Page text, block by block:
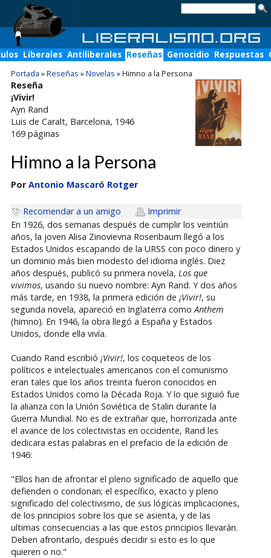
Liberales Antiliberales Reseñas Genocidio Respuestas
Portada »Reseñas »Novelas »Himno a la Persona
Reseña
¡Vivir!
Ayn Rand
Luis de Caralt, Barcelona, 1946
169páginas
Himno a la Persona
PorAntonio Mascaró Rotger
Recomendar a un amigo
Imprimir
En 1926, dos semanas después de cumplir los veintiún
años, la joven Alisa Zinovievna Rosenbaum llegó a los
Estados Unidos escapando de la URSS con poco dinero y
un dominio más bien modesto del idioma inglés. Diez
años después, publicó su primera novela, Los que
vivimos, usando su nuevo nombre: Ayn Rand. Y dos años
más tarde, en 1938, la primera edición de ¡Vivir!, su
segunda novela, apareció en Inglaterra como Anthem
(himno). En 1946, la obra llegó a España y Estados
Unidos, donde ella vivía.
Cuando Rand escribió ¡Vivir!, los coqueteos de los
políticos e intelectuales americanos con el comunismo
eran tales que los años treinta fueron conocidos en
Estados Unidos como la Década Roja. Y lo que siguió fue
la alianza con la Unión Soviética de Stalin durante la
Guerra Mundial. No es de extrañar que, horrorizada ante
el avance de los colectivistas en occidente, Rand les
dedicara estas palabras en el prefacio de la edición de
1946:
"Ellos han de afrontar el pleno significado de aquello que
defienden o condonan; el específico, exacto y pleno
significado del colectivismo, de sus lógicas implicaciones,
de los principios sobre los que se asienta, y de las
ultimas consecuencias a las que estos principios llevarán.
Deben afrontarlo, después decidir si esto es lo que
quieren o no."